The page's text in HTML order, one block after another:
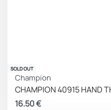
SOLD OUT
Champion
CHAMPION 40915 HAND
16.50€